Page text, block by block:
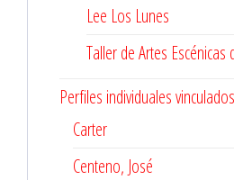
Lee Los Lunes
Taller de Artes Escénicas
Perfiles individuales
Carter
Centeno, José